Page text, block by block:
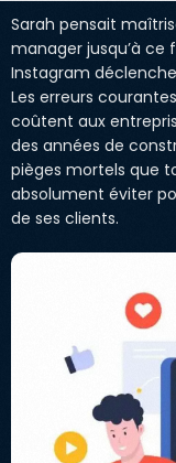
Sarah pensait
manager jusqu’à ce
Instagram
Les erreurs
coûtent aux
des années de
pièges mortels que
absolument éviter
de ses clients.